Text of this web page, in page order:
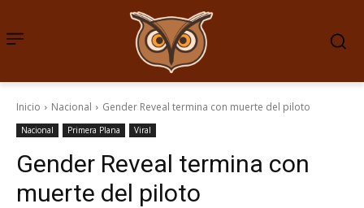
Inicio Nacional Gender Reveal termina con muerte del piloto
Nacional Primera Plana Viral
Gender Reveal termina con
muerte del piloto